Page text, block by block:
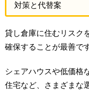
対策と代替案
貸し倉庫に住むリスク
確保することが最善です
シェアハウスや低価格
住宅など、さまざまな